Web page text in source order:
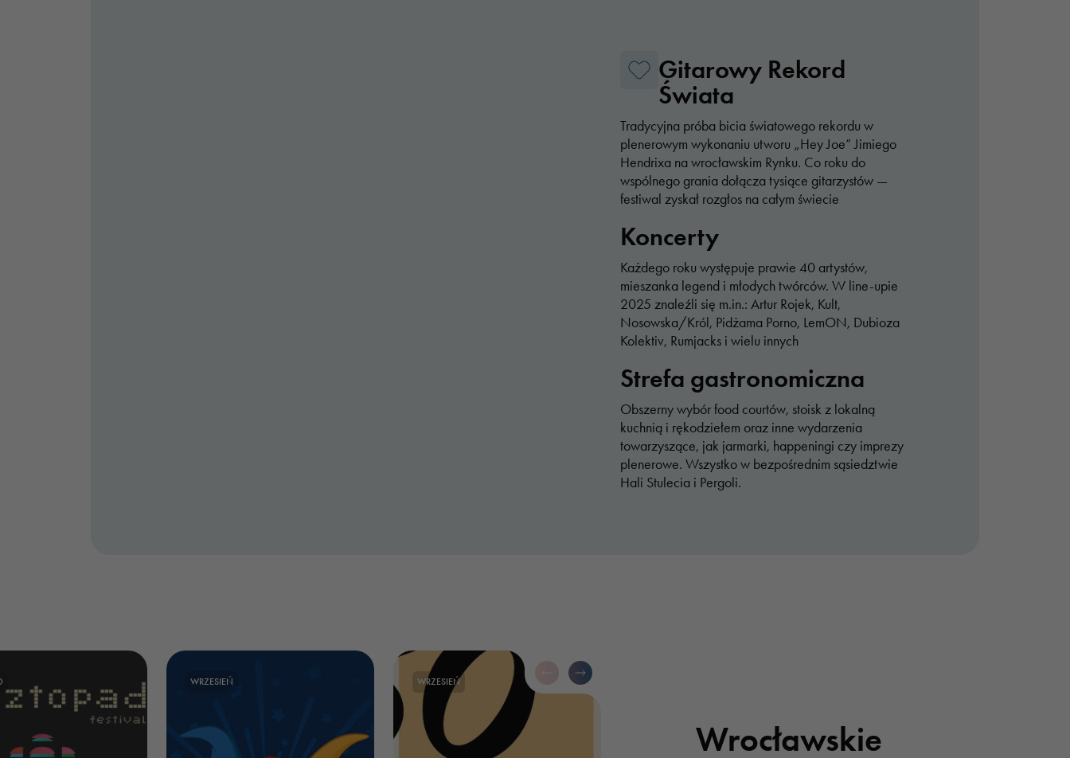
Gitarowy Rekord
Świata
Tradycyjna próba bicia światowego rekordu w
plenerowym wykonaniu utworu „Hey Joe” Jimiego
Hendrixa na wrocławskim Rynku. Co roku do
wspólnego grania dołącza tysiące gitarzystów —
festiwal zyskał rozgłos na całym świecie
Koncerty
Każdego roku występuje prawie 40 artystów,
mieszanka legend i młodych twórców. W line-upie
2025 znaleźli się m.in.: Artur Rojek, Kult,
Nosowska/Król, Pidżama Porno, LemON, Dubioza
Kolektiv, Rumjacks i wielu innych
Strefa gastronomiczna
Obszerny wybór food courtów, stoisk z lokalną
kuchnią i rękodziełem oraz inne wydarzenia
towarzyszące, jak jarmarki, happeningi czy imprezy
plenerowe. Wszystko w bezpośrednim sąsiedztwie
Hali Stulecia i Pergoli.
WRZESIEŃ
WRZESIEŃ
Wrocławskie